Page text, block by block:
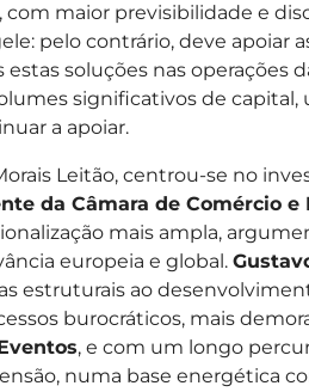
maior previsibilidade e
pelo contrário, deve apoiar
soluções nas operações
significativos de capital,
a apoiar.
Leitão, centrou-se no
da Câmara de Comércio
mais ampla,
europeia e global.
estruturais ao
burocráticos, mais
, e com um longo
numa base energética